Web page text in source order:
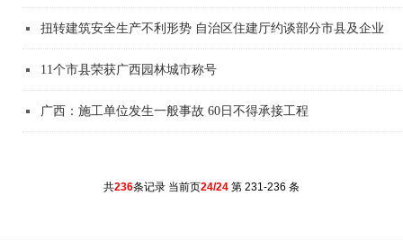
扭转建筑安全生产不利形势 自治区住建厅约谈部分市县及企业
11个市县荣获广西园林城市称号
广西：施工单位发生一般事故 60日不得承接工程
共236条记录 当前页24/24第 231-236 条